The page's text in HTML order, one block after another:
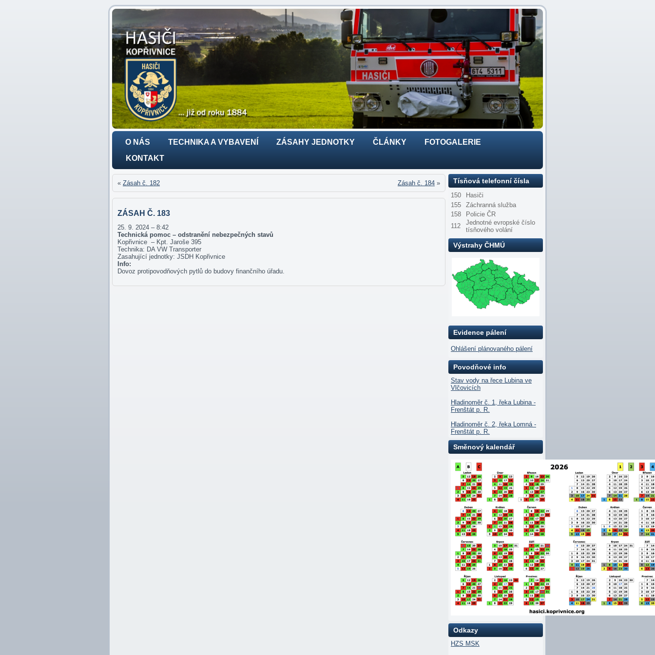
O NÁS TECHNIKA A VYBAVENÍ ZÁSAHY JEDNOTKY ČLÁNKY
FOTOGALERIE
KONTAKT
« Zásah č. 182 Zásah č. 184 »
ZÁSAH Č. 183
25. 9. 2024 – 8:42
Technická pomoc – odstranění nebezpečných stavů
Kopřivnice – Kpt. Jaroše 395
Technika: DA VW Transporter
Zasahující jednotky: JSDH Kopřivnice
Info:
Dovoz protipovodňových pytlů do budovy finančního úřadu.
Tísňová telefonní čísla
150
Hasiči
155
Záchranná služba
158
Policie ČR
112
Jednotné evropské číslo
tísňového volání
Výstrahy ČHMÚ
Evidence pálení
Ohlášení plánovaného pálení
Povodňové info
Stav vody na řece Lubina ve
Vlčovicích
Hladinoměr č. 1, řeka Lubina -
Frenštát p. R.
Hladinoměr č. 2, řeka Lomná -
Frenštát p. R.
Směnový kalendář
Odkazy
HZS MSK